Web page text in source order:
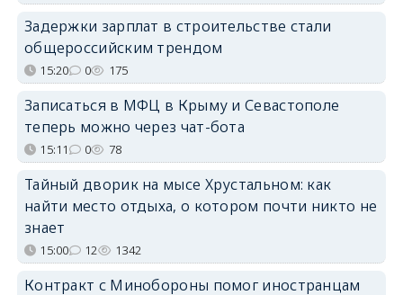
Задержки зарплат в строительстве стали
общероссийским трендом
15:20 0 175
Записаться в МФЦ в Крыму и Севастополе
теперь можно через чат-бота
15:11 0 78
Тайный дворик на мысе Хрустальном: как
найти место отдыха, о котором почти никто не
знает
15:00 12 1342
Контракт с Минобороны помог иностранцам